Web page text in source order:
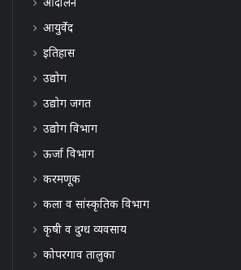
आयुर्वेद
इतिहास
उद्योग
उद्योग जगत
उद्योग विभाग
ऊर्जा विभाग
करमणूक
कला व सांस्कृतिक विभाग
कृषी व दुग्ध व्यवसाय
कोपरगाव तालुका